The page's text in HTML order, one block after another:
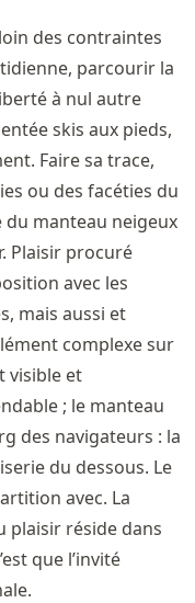
des contraintes
parcourir la
à nul autre
skis aux pieds,
Faire sa trace,
ou des facéties du
manteau neigeux
Plaisir procuré
avec les
mais aussi et
complexe sur
visible et
; le manteau
des navigateurs : la
du dessous. Le
avec. La
plaisir réside dans
que l’invité